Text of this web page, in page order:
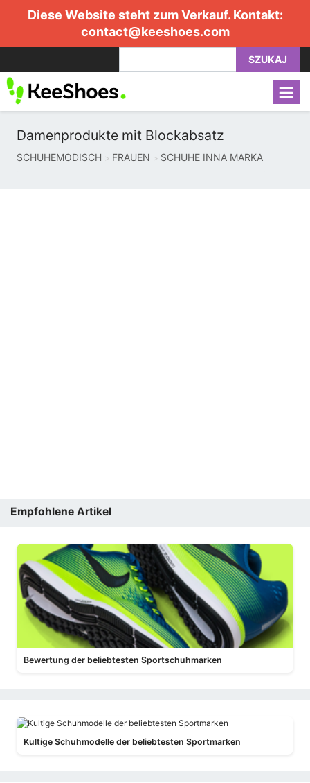
Diese Website steht zum Verkauf. Kontakt:
contact@keeshoes.com
SZUKAJ
Damenprodukte mit Blockabsatz
SCHUHEMODISCH FRAUEN SCHUHE INNA MARKA
Empfohlene Artikel
Bewertung der beliebtesten Sportschuhmarken
Kultige Schuhmodelle der beliebtesten Sportmarken